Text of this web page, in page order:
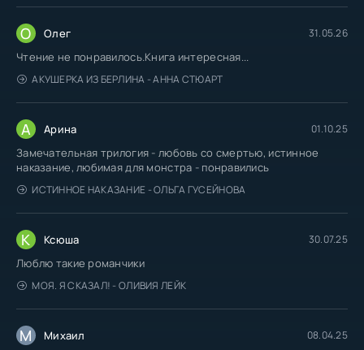
О Олег 31.05.26
Чтение не понравилось.Книга интересная...
АКУШЕРКА ИЗ БЕРЛИНА - АННА СТЮАРТ
А Арина 01.10.25
Замечательная трилогия - любовь со смертью, истинное
наказание, любимая для монстра - понравились
ИСТИННОЕ НАКАЗАНИЕ - ОЛЬГА ГУСЕЙНОВА
К Ксюша 30.07.25
Люблю такие романчики
МОЯ. Я СКАЗАЛ! - ОЛИВИЯ ЛЕЙК
М Михаил 08.04.25